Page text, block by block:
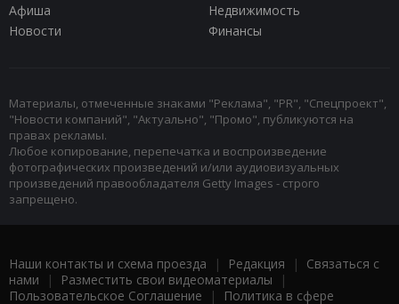
Афиша
Недвижимость
Новости
Финансы
Материалы, отмеченные знаками "Реклама", "PR", "Спецпроект",
"Новости компаний", "Актуально", "Промо", публикуются на
правах рекламы.
Любое копирование, перепечатка и воспроизведение
фотографических произведений и/или аудиовизуальных
произведений правообладателя Getty Images - строго
запрещено.
Наши контакты и схема проезда | Редакция | Связаться с
нами | Разместить свои видеоматериалы |
Пользовательское Соглашение |
Политика в сфере